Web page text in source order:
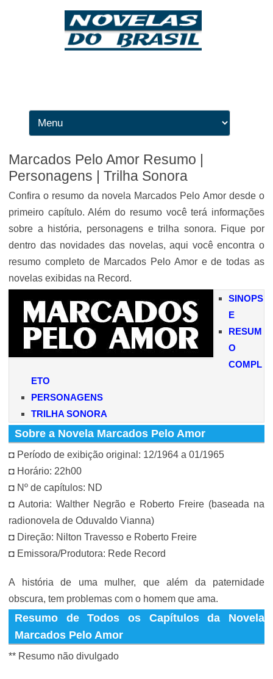
Marcados Pelo Amor Resumo |
Personagens | Trilha Sonora
Confira o resumo da novela Marcados Pelo Amor desde o
primeiro capítulo. Além do resumo você terá informações
sobre a história, personagens e trilha sonora. Fique por
dentro das novidades das novelas, aqui você encontra o
resumo completo de Marcados Pelo Amor e de todas as
novelas exibidas na Record.
SINOPS
E
RESUM
O
COMPL
ETO
PERSONAGENS
TRILHA SONORA
Sobre a Novela Marcados Pelo Amor
◘ Período de exibição original: 12/1964 a 01/1965
◘ Horário: 22h00
◘ Nº de capítulos: ND
◘ Autoria: Walther Negrão e Roberto Freire (baseada na
radionovela de Oduvaldo Vianna)
◘ Direção: Nilton Travesso e Roberto Freire
◘ Emissora/Produtora: Rede Record
A história de uma mulher, que além da paternidade
obscura, tem problemas com o homem que ama.
Resumo de Todos os Capítulos da Novela
Marcados Pelo Amor
** Resumo não divulgado